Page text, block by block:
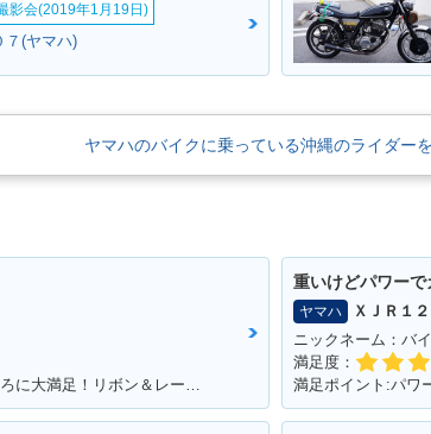
影会(2019年1月19日)
７(ヤマハ)
ヤマハのバイクに乗っている沖縄のライダー
満足ポイント:こだわりを詰め込めるところに大満足！リボン＆レースの生地のシートがポイント！ ※今回のイベントでの撮影は、積載車等で移動をしており、 公道の走行はしておりません。
重いけどパワーで
ヤマハ
ＸＪＲ１
ニックネーム：バ
満足度：
満足ポイント:パワ